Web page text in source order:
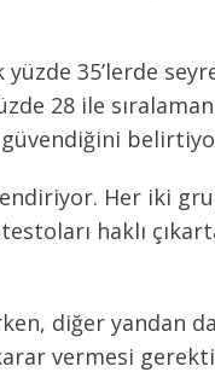
35’lerde
28 ile
güvendiğini
Her iki
haklı
diğer yandan
vermesi